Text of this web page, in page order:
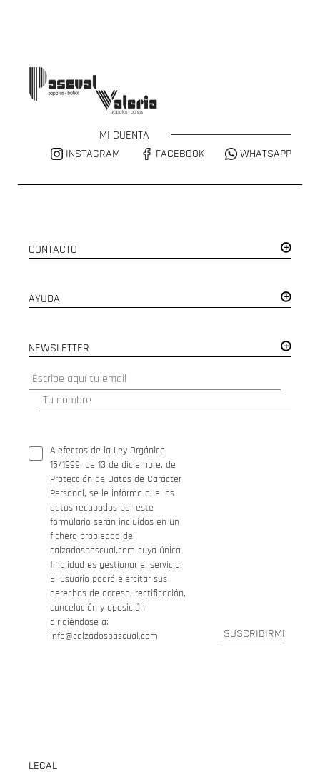
MI CUENTA
INSTAGRAM
FACEBOOK WHATSAPP
CONTACTO
AYUDA
NEWSLETTER
A efectos de la Ley Orgánica
15/1999, de 13 de diciembre, de
Protección de Datos de Carácter
Personal, se le informa que los
datos recabados por este
formulario serán incluidos en un
fichero propiedad de
calzadospascual.com cuya única
finalidad es gestionar el servicio.
El usuario podrá ejercitar sus
derechos de acceso, rectificación,
cancelación y oposición
dirigiéndose a:
info@calzadospascual.com
LEGAL